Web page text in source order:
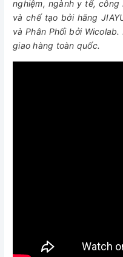
nghiệm, ngành y tế,
và chế tạo bởi hãng
và Phân Phối bởi
giao hàng toàn quốc.